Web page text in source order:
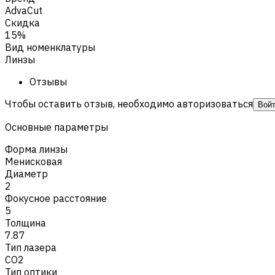
AdvaCut
Скидка
15%
Вид номенклатуры
Линзы
Отзывы
Чтобы оставить отзыв, необходимо авторизоваться
Основные параметры
Форма линзы
Менисковая
Диаметр
2
Фокусное расстояние
5
Толщина
7.87
Тип лазера
CO2
Тип оптики